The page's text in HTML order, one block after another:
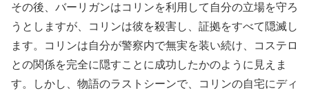
その後、バーリガンはコリンを利用して自分の立場を守ろ
うとしますが、コリンは彼を殺害し、証拠をすべて隠滅し
ます。コリンは自分が警察内で無実を装い続け、コステロ
との関係を完全に隠すことに成功したかのように見えま
す。しかし、物語のラストシーンで、コリンの自宅にディ